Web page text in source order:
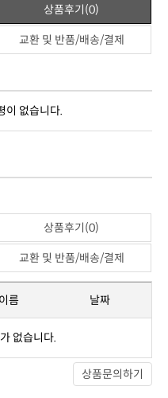
상품후기(0)
교환 및 반품/배송/결제
이 없습니다.
상품후기(0)
교환 및 반품/배송/결제
이름 날짜
없습니다.
상품문의하기